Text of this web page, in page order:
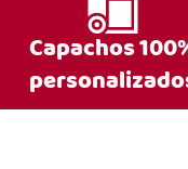
Capachos